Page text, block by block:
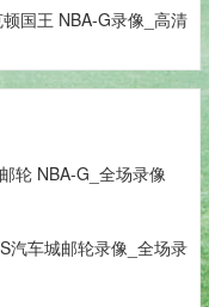
国王 NBA-G录像_高清
轮 NBA-G_全场录像
汽车城邮轮录像_全场录